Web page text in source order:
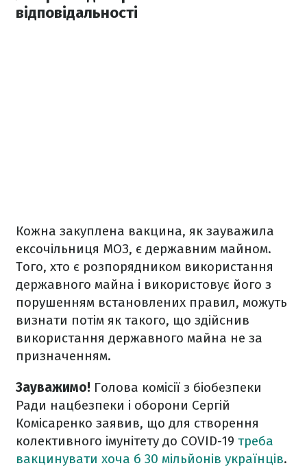
відповідальності
Кожна закуплена вакцина, як зауважила
ексочільниця МОЗ, є державним майном.
Того, хто є розпорядником використання
державного майна і використовує його з
порушенням встановлених правил, можуть
визнати потім як такого, що здійснив
використання державного майна не за
призначенням.
Зауважимо! Голова комісії з біобезпеки
Ради нацбезпеки і оборони Сергій
Комісаренко заявив, що для створення
колективного імунітету до COVID-19 треба
вакцинувати хоча б 30 мільйонів українців.